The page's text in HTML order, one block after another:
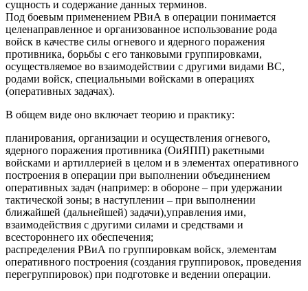
сущность и содержание данных терминов.
Под боевым применением РВиА в операции понимается
целенаправленное и организованное использование рода
войск в качестве силы огневого и ядерного поражения
противника, борьбы с его танковыми группировками,
осуществляемое во взаимодействии с другими видами ВС,
родами войск, специальными войсками в операциях
(оперативных задачах).
В общем виде оно включает теорию и практику:
планирования, организации и осуществления огневого,
ядерного поражения противника (ОиЯПП) ракетными
войсками и артиллерией в целом и в элементах оперативного
построения в операции при выполнении объединением
оперативных задач (например: в обороне – при удержании
тактической зоны; в наступлении – при выполнении
ближайшей (дальнейшей) задачи),управления ими,
взаимодействия с другими силами и средствами и
всестороннего их обеспечения;
распределения РВиА по группировкам войск, элементам
оперативного построения (создания группировок, проведения
перегруппировок) при подготовке и ведении операции.